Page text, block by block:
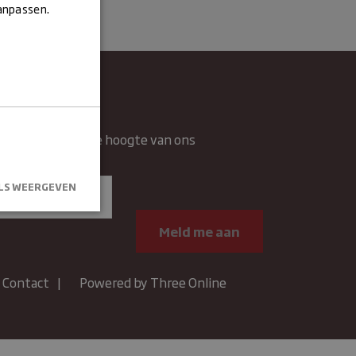
en blijft op de hoogte van ons
Contact Powered by Three Online
WEERGEVEN